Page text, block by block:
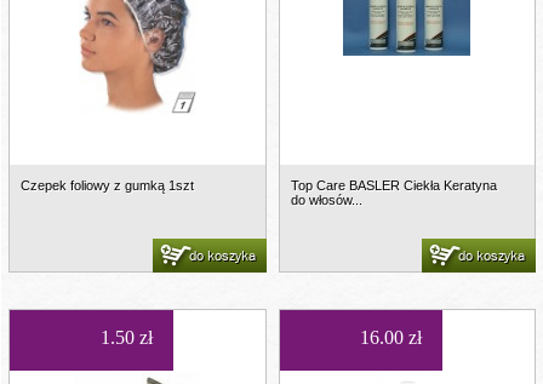
Czepek foliowy z gumką 1szt
do koszyka
Top Care BASLER Ciekła Keratyna
do włosów...
do koszyka
1.50 zł 16.00 zł